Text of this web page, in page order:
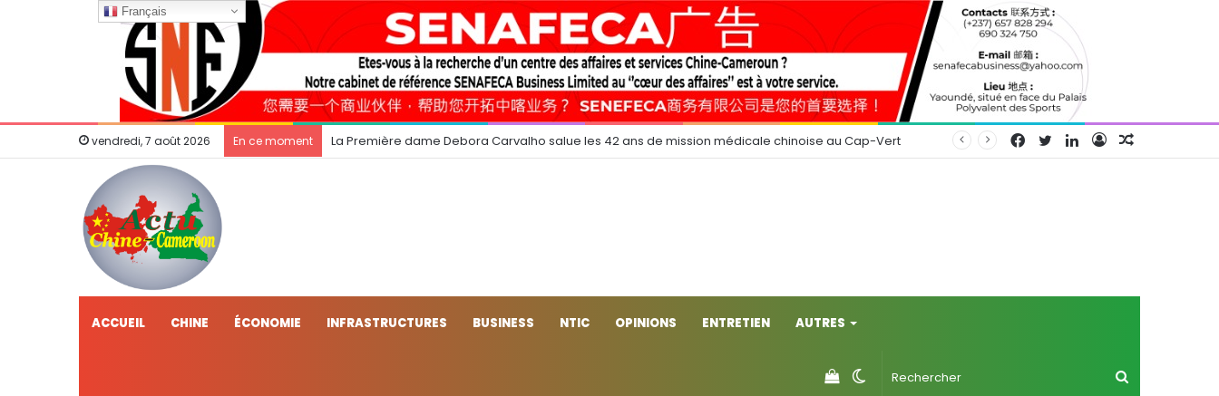
vendredi, 7 août 2026 En ce moment La Première dame Debora Carvalho salue les 42 ans de mission médicale chinoise au Cap-Vert Connexion
Linkedin
Twitter
Facebook
ACCUEIL CHINE ÉCONOMIE INFRASTRUCTURES BUSINESS NTIC OPINIONS ENTRETIEN AUTRES
Switch
Voir
Français